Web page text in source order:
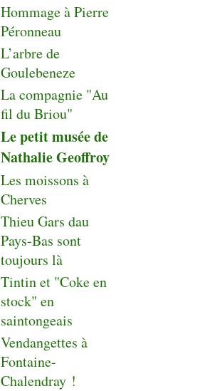
Hommage à Pierre
Péronneau
L’arbre de
Goulebeneze
La compagnie "Au
fil du Briou"
Le petit musée de
Nathalie Geoffroy
Les moissons à
Cherves
Thieu Gars dau
Pays-Bas sont
toujours là
Tintin et "Coke en
stock" en
saintongeais
Vendangettes à
Fontaine-
Chalendray !